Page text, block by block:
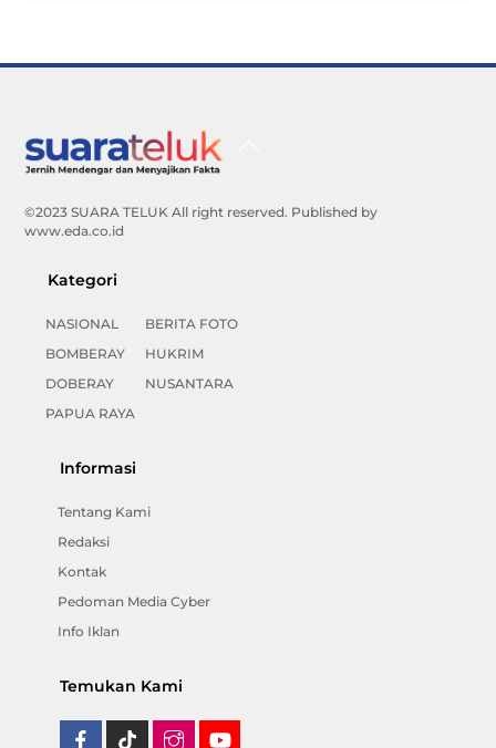
©2023 SUARA TELUK All right reserved. Published by
www.eda.co.id
Kategori
NASIONAL
BOMBERAY
DOBERAY
PAPUA RAYA
BERITA FOTO
HUKRIM
NUSANTARA
Informasi
Tentang Kami
Redaksi
Kontak
Pedoman Media Cyber
Info Iklan
Temukan Kami